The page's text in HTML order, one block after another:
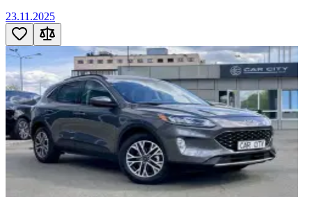
23.11.2025